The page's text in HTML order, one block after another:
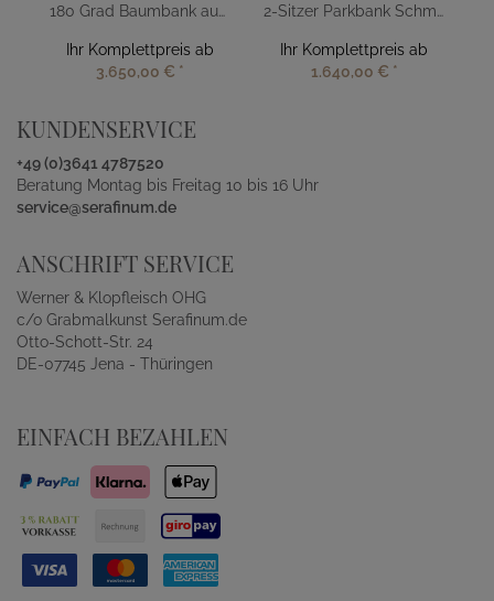
180 Grad Baumbank aus Teakholz
Ihr Komplettpreis ab
3.650,00 € *
2-Sitzer Parkbank Schmiedeeisen
Ihr Komplettpreis ab
1.640,00 € *
KUNDENSERVICE
+49 (0)3641 4787520
Beratung Montag bis Freitag 10 bis 16 Uhr
service@serafinum.de
ANSCHRIFT SERVICE
Werner & Klopfleisch OHG
c/o Grabmalkunst Serafinum.de
Otto-Schott-Str. 24
DE-07745 Jena - Thüringen
EINFACH BEZAHLEN